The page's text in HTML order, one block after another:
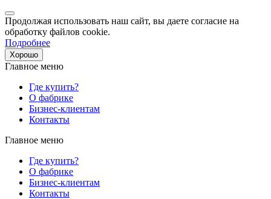
Продолжая использовать наш сайт, вы даете согласие на
обработку файлов cookie.
Подробнее
Хорошо
Главное меню
Где купить?
О фабрике
Бизнес-клиентам
Контакты
Главное меню
Где купить?
О фабрике
Бизнес-клиентам
Контакты